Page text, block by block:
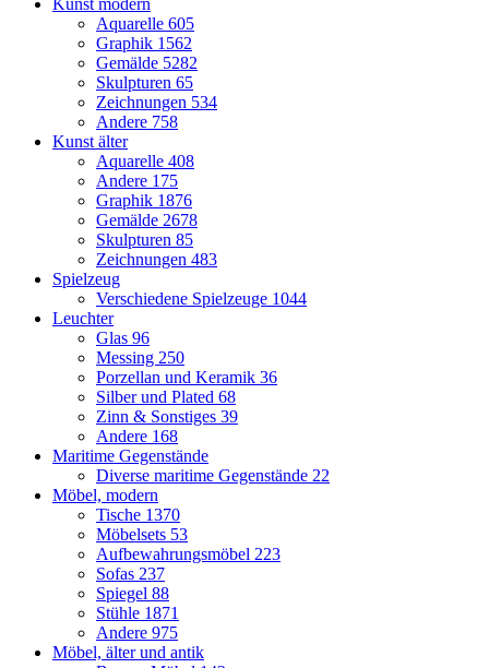
Aquarelle 605
Graphik 1562
Gemälde 5282
Skulpturen 65
Zeichnungen 534
Andere 758
Kunst älter
Aquarelle 408
Andere 175
Graphik 1876
Gemälde 2678
Skulpturen 85
Zeichnungen 483
Spielzeug
Verschiedene Spielzeuge 1044
Leuchter
Glas 96
Messing 250
Porzellan und Keramik 36
Silber und Plated 68
Zinn & Sonstiges 39
Andere 168
Maritime Gegenstände
Diverse maritime Gegenstände 22
Möbel, modern
Tische 1370
Möbelsets 53
Aufbewahrungsmöbel 223
Sofas 237
Spiegel 88
Stühle 1871
Andere 975
Möbel, älter und antik